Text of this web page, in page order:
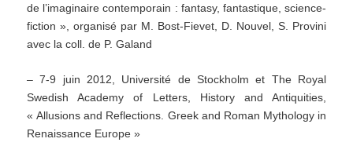
de l’imaginaire contemporain : fantasy, fantastique, science-
fiction », organisé par M. Bost-Fievet, D. Nouvel, S. Provini
avec la coll. de P. Galand
– 7-9 juin 2012, Université de Stockholm et The Royal
Swedish Academy of Letters, History and Antiquities,
« Allusions and Reflections. Greek and Roman Mythology in
Renaissance Europe »